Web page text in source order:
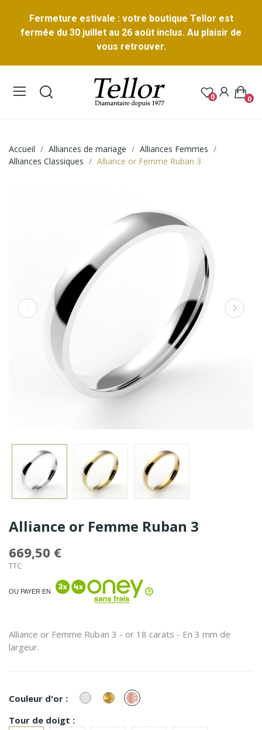
Fermeture estivale : votre boutique Tellor est
fermée du 30 juillet au 26 août inclus. Au plaisir de
vous retrouver.
0 0
Accueil Alliances de mariage
Alliances Femmes
Alliances Classiques
Alliance or Femme Ruban 3
Alliance or Femme Ruban 3
669,50 €
TTC
OU PAYER EN
Alliance or Femme Ruban 3 - or 18 carats - En 3 mm de
largeur.
Couleur d'or : or
Blanc
or
Jaune
or
Rose
Tour de doigt :